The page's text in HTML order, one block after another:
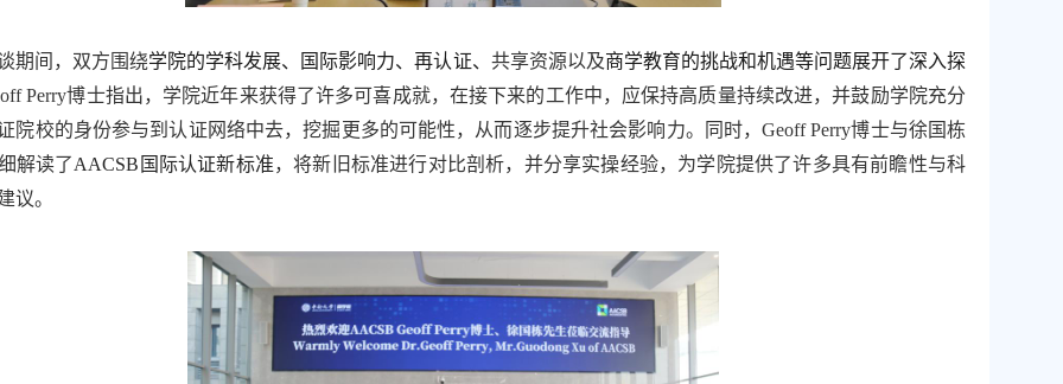
期间，双方围绕学院的学科发展、国际影响力、再认证、 共享资源以及商学教育的挑战和机遇等问题展开了深入探
Perry博士指出，学院近年来获得了许多可喜成就，在接下来的工作中，应保持高质量持续改进，并鼓励学院充分
院校的身份参与到认证网络中去，挖掘更多的可能性，从而逐步提升社会影响力。同时，Geoff Perry博士与徐国栋
解读了AACSB 国际认证新标准，将新旧标准进行对比剖析，并分享实操经验，为学院提供了许多具有前瞻性与科
议。